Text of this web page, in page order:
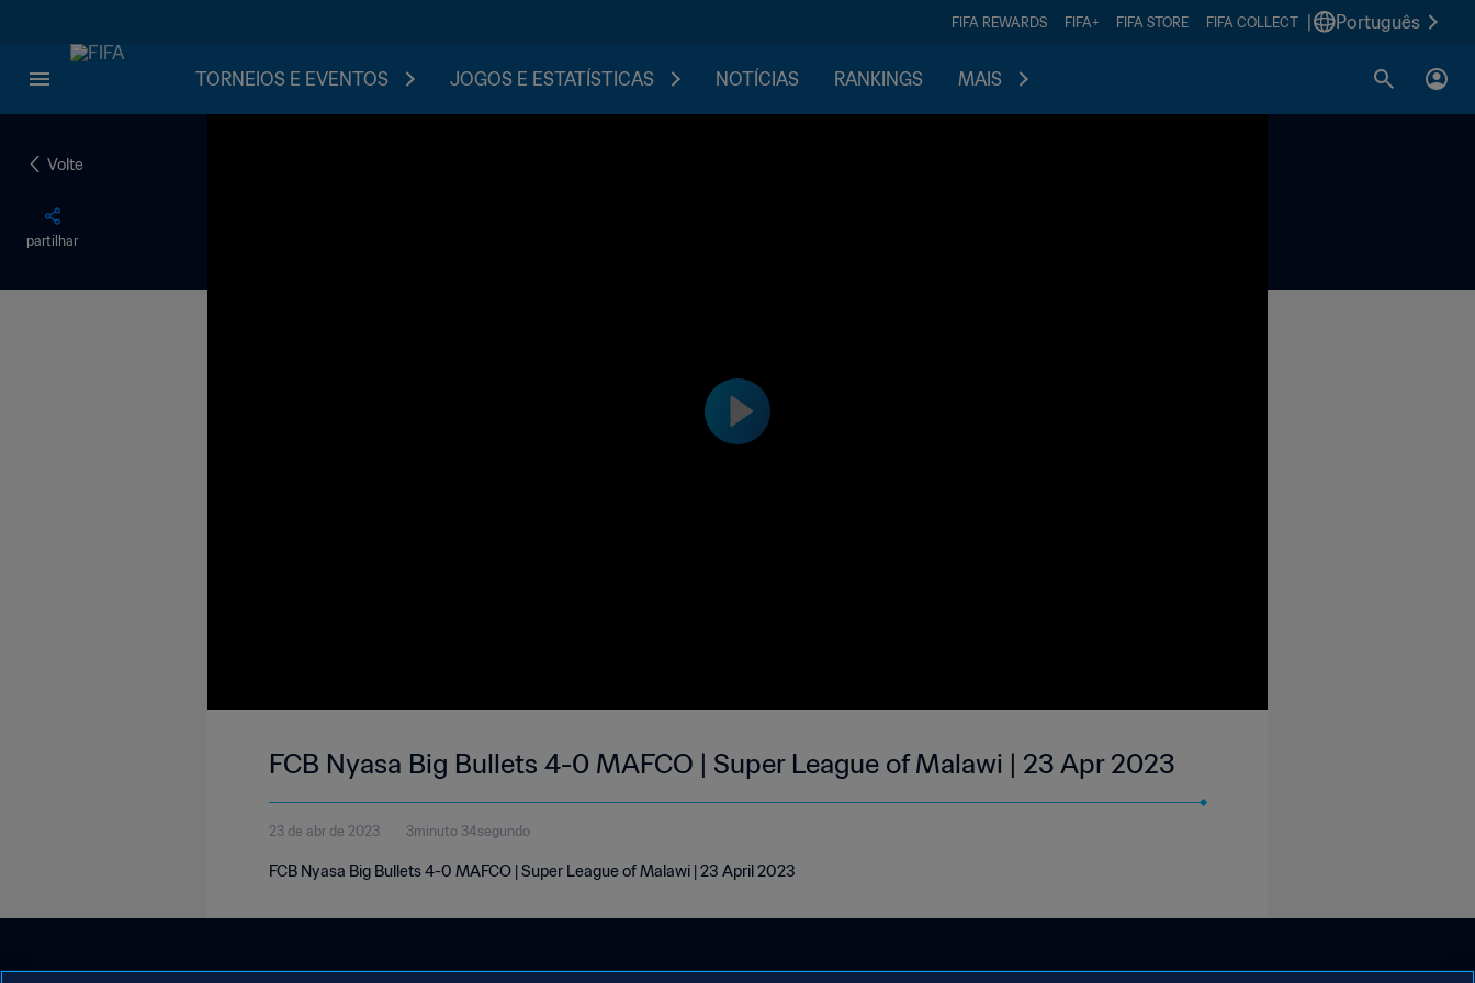
FIFA REWARDS FIFA+ FIFA STORE FIFA COLLECT Português
TORNEIOS E EVENTOS JOGOS E ESTATÍSTICAS NOTÍCIAS RANKINGS MAIS
Volte
partilhar
FCB Nyasa Big Bullets 4-0 MAFCO | Super League of Malawi | 23 Apr 2023
23 de abr de 2023 3minuto 34segundo
FCB Nyasa Big Bullets 4-0 MAFCO | Super League of Malawi | 23 April 2023